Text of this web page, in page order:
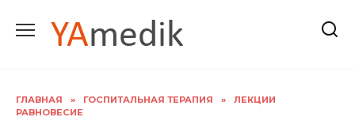
содержанию
ГЛАВНАЯ » ГОСПИТАЛЬНАЯ ТЕРАПИЯ »
ЛЕКЦИИ
РАВНОВЕСИЕ